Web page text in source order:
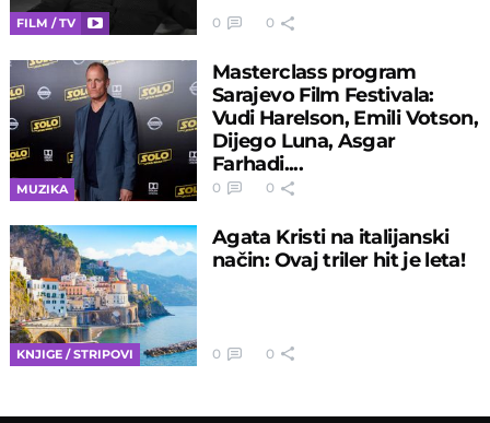
FILM / TV 0 0
MUZIKA
Masterclass program
Sarajevo Film Festivala:
Vudi Harelson, Emili Votson,
Dijego Luna, Asgar
Farhadi....
0 0
KNJIGE / STRIPOVI
Agata Kristi na italijanski
način: Ovaj triler hit je leta!
0 0